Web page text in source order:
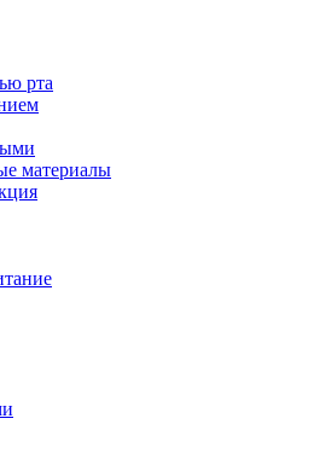
рта
материалы